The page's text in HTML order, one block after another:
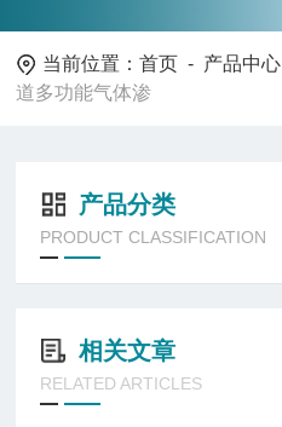
当前位置：首页 - 产品中心
道多功能气体渗
产品分类
PRODUCT CLASSIFICATION
相关文章
RELATED ARTICLES